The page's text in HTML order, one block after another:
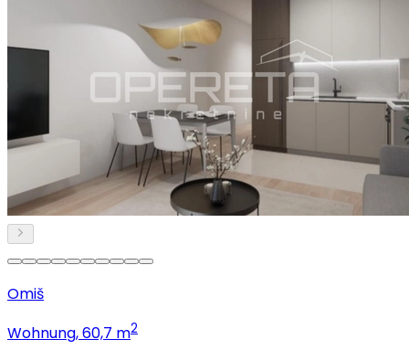
Omiš
Wohnung, 60,7 m2